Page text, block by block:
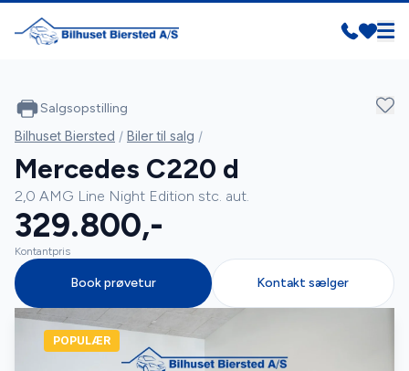
POPULÆR
Salgsopstilling
Bilhuset Biersted / Biler til salg /
Mercedes C220 d
2,0 AMG Line Night Edition stc. aut.
329.800,-
Kontantpris
Book prøvetur Kontakt sælger